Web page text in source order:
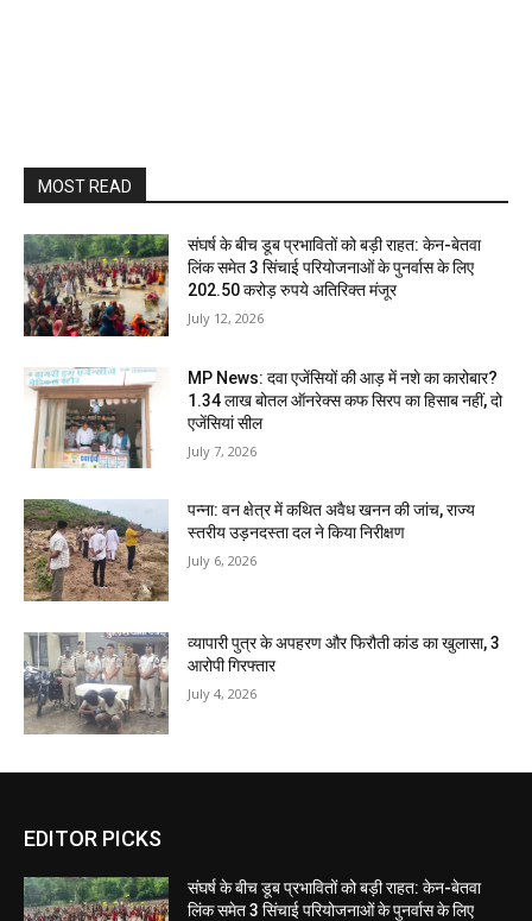
MOST READ
संघर्ष के बीच डूब प्रभावितों को बड़ी राहत: केन-बेतवा
लिंक समेत 3 सिंचाई परियोजनाओं के पुनर्वास के लिए
202.50 करोड़ रुपये अतिरिक्त मंजूर
July 12, 2026
MP News: दवा एजेंसियों की आड़ में नशे का कारोबार?
1.34 लाख बोतल ऑनरेक्स कफ सिरप का हिसाब नहीं, दो
एजेंसियां सील
July 7, 2026
पन्ना: वन क्षेत्र में कथित अवैध खनन की जांच, राज्य
स्तरीय उड़नदस्ता दल ने किया निरीक्षण
July 6, 2026
व्यापारी पुत्र के अपहरण और फिरौती कांड का खुलासा, 3
आरोपी गिरफ्तार
July 4, 2026
EDITOR PICKS
संघर्ष के बीच डूब प्रभावितों को बड़ी राहत: केन-बेतवा
लिंक समेत 3 सिंचाई परियोजनाओं के पुनर्वास के लिए